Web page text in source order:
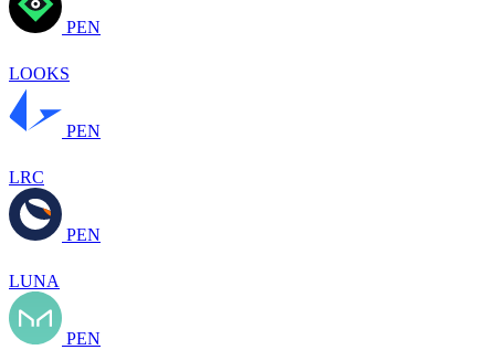
PEN
LOOKS
PEN
LRC
PEN
LUNA
PEN